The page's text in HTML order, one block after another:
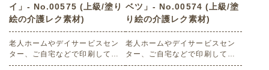
イ」- No.00575 (上級/塗り
絵の介護レク素材)
老人ホームやデイサービスセン
ター、ご自宅などで印刷してお
使いいただける無料の高齢者向
ベツ」- No.00574 (上級/塗
り絵の介護レク素材)
老人ホームやデイサービスセン
ター、ご自宅などで印刷してお
使いいただける無料の高齢者向